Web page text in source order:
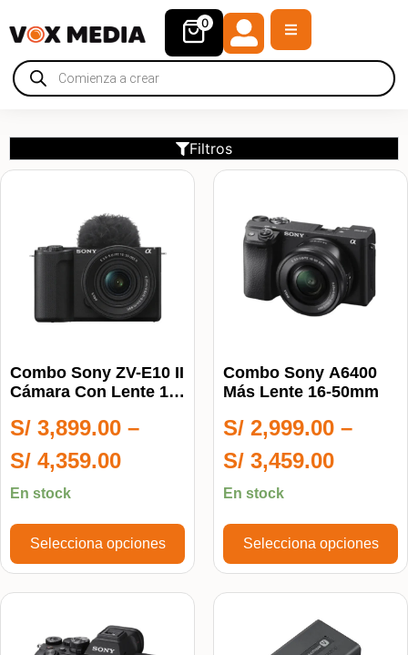
0
Filtros
Combo Sony ZV-E10 II
Cámara Con Lente 16-
S/ 3,899.00 –
S/ 4,359.00
En stock
Selecciona opciones
Combo Sony A6400
Más Lente 16-50mm
S/ 2,999.00 –
S/ 3,459.00
En stock
Selecciona opciones